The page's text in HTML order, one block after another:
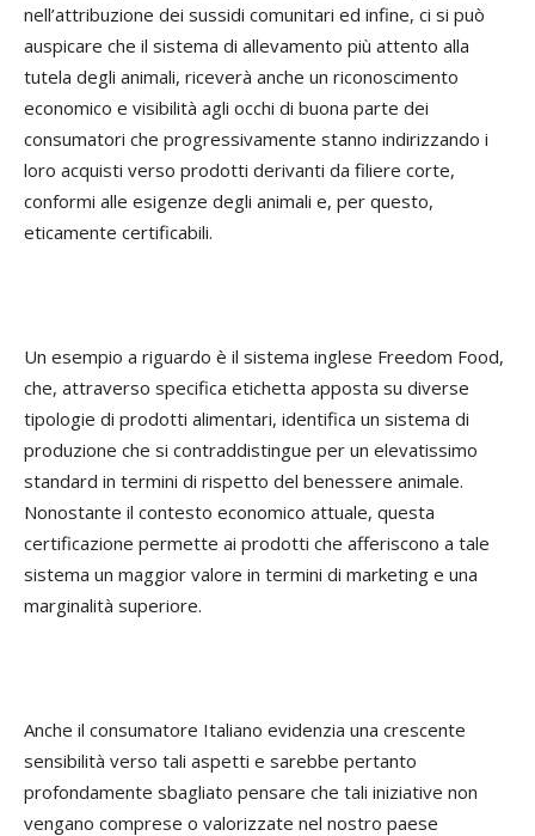
nell’attribuzione dei sussidi comunitari ed infine, ci si può
auspicare che il sistema di allevamento più attento alla
tutela degli animali, riceverà anche un riconoscimento
economico e visibilità agli occhi di buona parte dei
consumatori che progressivamente stanno indirizzando i
loro acquisti verso prodotti derivanti da filiere corte,
conformi alle esigenze degli animali e, per questo,
eticamente certificabili.
Un esempio a riguardo è il sistema inglese Freedom Food,
che, attraverso specifica etichetta apposta su diverse
tipologie di prodotti alimentari, identifica un sistema di
produzione che si contraddistingue per un elevatissimo
standard in termini di rispetto del benessere animale.
Nonostante il contesto economico attuale, questa
certificazione permette ai prodotti che afferiscono a tale
sistema un maggior valore in termini di marketing e una
marginalità superiore.
Anche il consumatore Italiano evidenzia una crescente
sensibilità verso tali aspetti e sarebbe pertanto
profondamente sbagliato pensare che tali iniziative non
vengano comprese o valorizzate nel nostro paese